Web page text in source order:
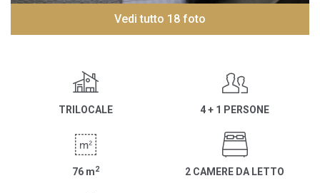
Vedi tutto 18 foto
TRILOCALE 4 + 1 PERSONE
76 m2 2 CAMERE DA LETTO